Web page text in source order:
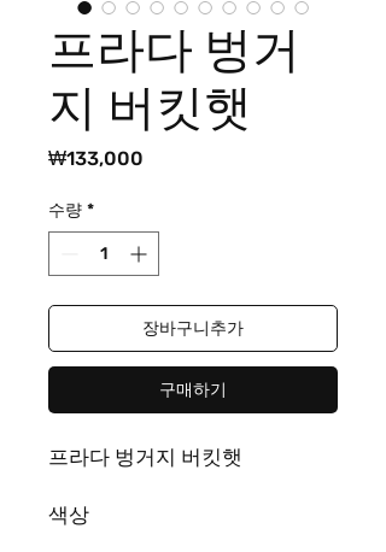
프라다 벙거
지 버킷햇
₩133,000
수량 *
장바구니추가
구매하기
프라다 벙거지 버킷햇
색상